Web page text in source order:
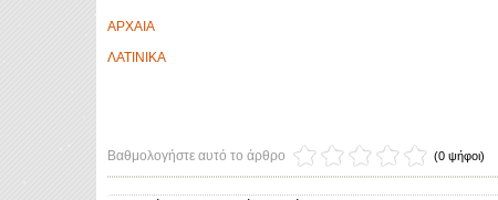
ΑΡΧΑΙΑ
ΛΑΤΙΝΙΚΑ
Βαθμολογήστε αυτό το άρθρο (0 ψήφοι)